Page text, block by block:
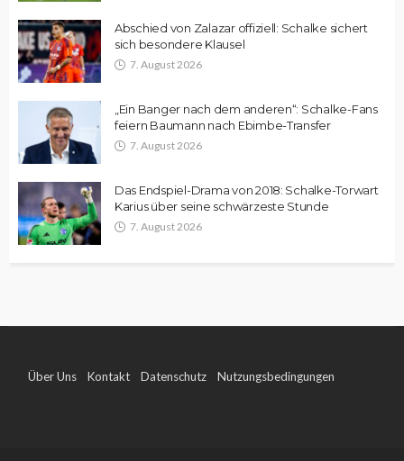
Abschied von Zalazar offiziell: Schalke sichert
sich besondere Klausel
7. August 2026
„Ein Banger nach dem anderen“: Schalke-Fans
feiern Baumann nach Ebimbe-Transfer
7. August 2026
Das Endspiel-Drama von 2018: Schalke-Torwart
Karius über seine schwärzeste Stunde
7. August 2026
Über Uns Kontakt Datenschutz Nutzungsbedingungen